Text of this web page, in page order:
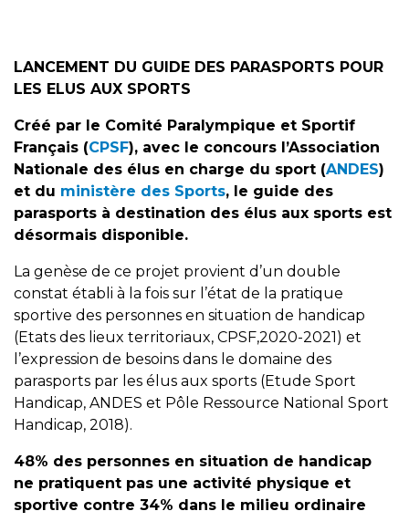
LANCEMENT DU GUIDE DES PARASPORTS POUR
LES ELUS AUX SPORTS
Créé par le Comité Paralympique et Sportif
Français (CPSF), avec le concours l’Association
Nationale des élus en charge du sport (ANDES)
et du ministère des Sports, le guide des
parasports à destination des élus aux sports est
désormais disponible.
La genèse de ce projet provient d’un double
constat établi à la fois sur l’état de la pratique
sportive des personnes en situation de handicap
(Etats des lieux territoriaux, CPSF,2020-2021) et
l’expression de besoins dans le domaine des
parasports par les élus aux sports (Etude Sport
Handicap, ANDES et Pôle Ressource National Sport
Handicap, 2018).
48% des personnes en situation de handicap
ne pratiquent pas une activité physique et
sportive contre 34% dans le milieu ordinaire